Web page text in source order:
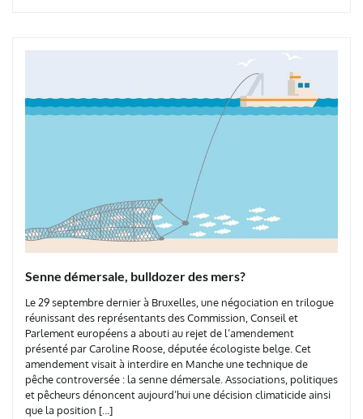
Senne démersale, bulldozer des mers?
Le 29 septembre dernier à Bruxelles, une négociation en trilogue
réunissant des représentants des Commission, Conseil et
Parlement européens a abouti au rejet de l’amendement
présenté par Caroline Roose, députée écologiste belge. Cet
amendement visait à interdire en Manche une technique de
pêche controversée : la senne démersale. Associations, politiques
et pêcheurs dénoncent aujourd’hui une décision climaticide ainsi
que la position […]